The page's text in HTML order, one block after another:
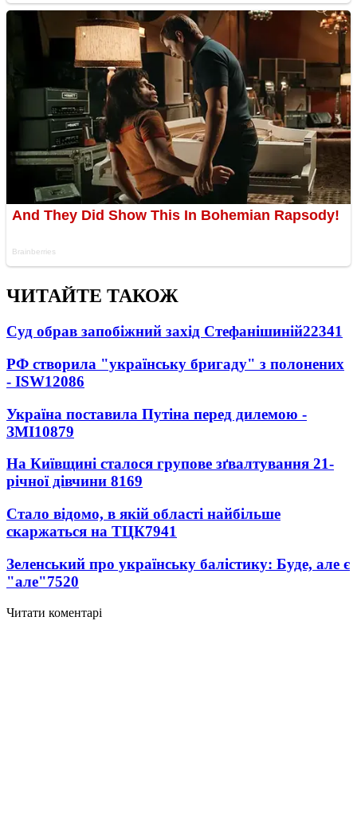
ЧИТАЙТЕ ТАКОЖ
Суд обрав запобіжний захід Стефанішиній22341
РФ створила "українську бригаду" з полонених
- ISW12086
Україна поставила Путіна перед дилемою -
ЗМІ10879
На Київщині сталося групове зґвалтування 21-
річної дівчини 8169
Стало відомо, в якій області найбільше
скаржаться на ТЦК7941
Зеленський про українську балістику: Буде, але є
"але"7520
Читати коментарі